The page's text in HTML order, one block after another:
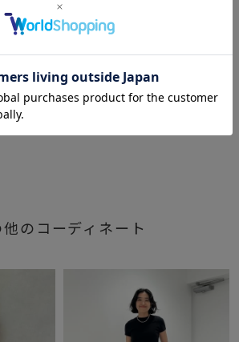
他のコーディネート